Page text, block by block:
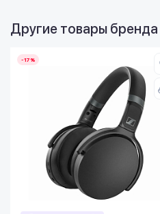
Другие товары бренда
-17%